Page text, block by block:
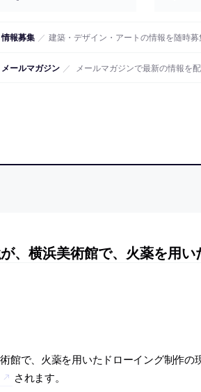
情報募集 ／ 建築・デザイン・アートの情報を随時募
メールマガジン ／ メールマガジンで最新の情報を配
、横浜美術館で、火薬を用い
館で、火薬を用いたドローイング制作の
されます。